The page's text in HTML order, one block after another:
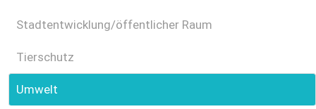
Stadtentwicklung/öffentlicher Raum
Tierschutz
Umwelt